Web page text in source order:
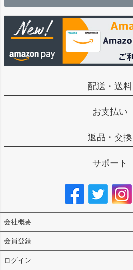
配送・送料
お支払い
返品・交換
サポート
会社概要
会員登録
ログイン